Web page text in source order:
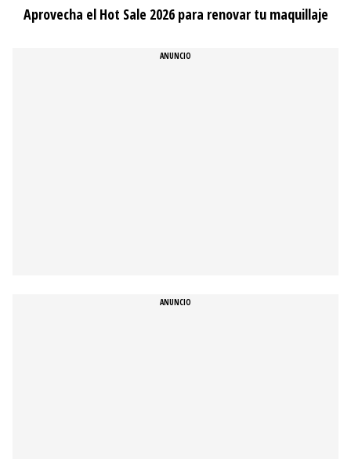
Aprovecha el Hot Sale 2026 para renovar tu maquillaje